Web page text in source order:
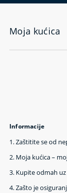
Moja kućica
Informacije
1.Zaštitite se od
2. Moja kućica –
3. Kupite odmah
4.Zašto je